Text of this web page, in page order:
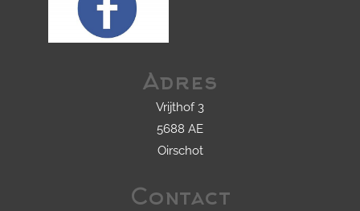
Adres
Vrijthof 3
5688 AE
Oirschot
Contact